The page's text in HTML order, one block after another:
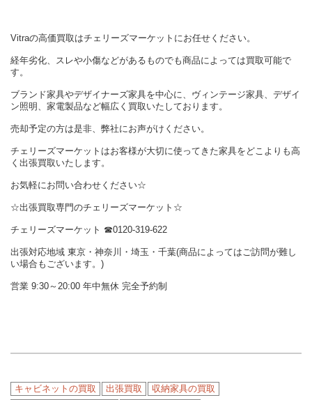
Vitraの高価買取はチェリーズマーケットにお任せください。
経年劣化、スレや小傷などがあるものでも商品によっては買取可能で
す。
ブランド家具やデザイナーズ家具を中心に、ヴィンテージ家具、デザイ
ン照明、家電製品など幅広く買取いたしております。
売却予定の方は是非、弊社にお声がけください。
チェリーズマーケットはお客様が大切に使ってきた家具をどこよりも高
く出張買取いたします。
お気軽にお問い合わせください☆
☆出張買取専門のチェリーズマーケット☆
チェリーズマーケット ☎︎0120-319-622
出張対応地域 東京・神奈川・埼玉・千葉(商品によってはご訪問が難し
い場合もございます。)
営業 9:30～20:00 年中無休 完全予約制
キャビネットの買取 出張買取
収納家具の買取